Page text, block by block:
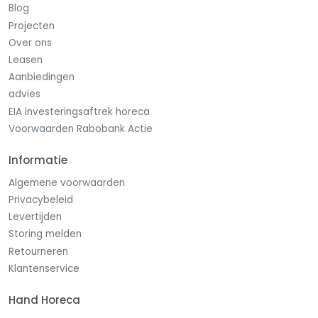
dH), adviseren wij gebruik te maken van de
ingebouwde waterontharder.
Standaard levering inclusief
Roestvrijstalen naspoelboiler
Ingebouwde afvoerpomp
Ingebouwde wasmiddeldoseerunit
Ingebouwde naspoelmiddeldoseerapparaat
glazenkorf)
Kunststof bestekbeker
Blog
Projecten
Over ons
Leasen
Aanbiedingen
advies
EIA investeringsaftrek horeca
Voorwaarden Rabobank Actie
Informatie
Algemene voorwaarden
Privacybeleid
Levertijden
Storing melden
Retourneren
Klantenservice
Hand Horeca